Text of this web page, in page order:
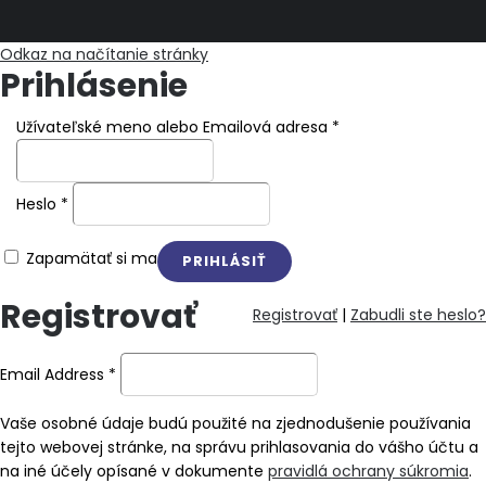
Odkaz na načítanie stránky
Prihlásenie
Užívateľské meno alebo Emailová adresa *
Heslo *
Zapamätať si ma
Registrovať | Zabudli ste heslo?
Registrovať
Email Address *
Vaše osobné údaje budú použité na zjednodušenie používania
tejto webovej stránke, na správu prihlasovania do vášho účtu a
na iné účely opísané v dokumente pravidlá ochrany súkromia.